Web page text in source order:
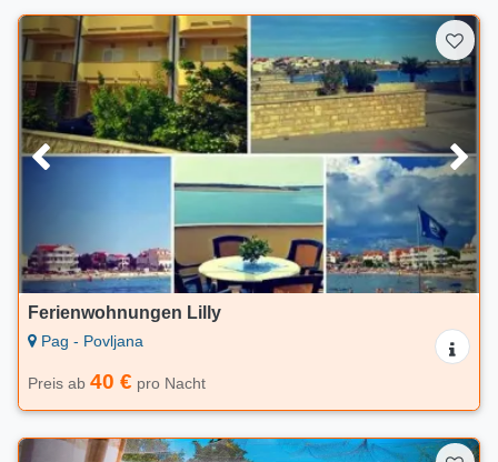
Ferienwohnungen Lilly
Pag - Povljana
Preis ab 40 € pro Nacht